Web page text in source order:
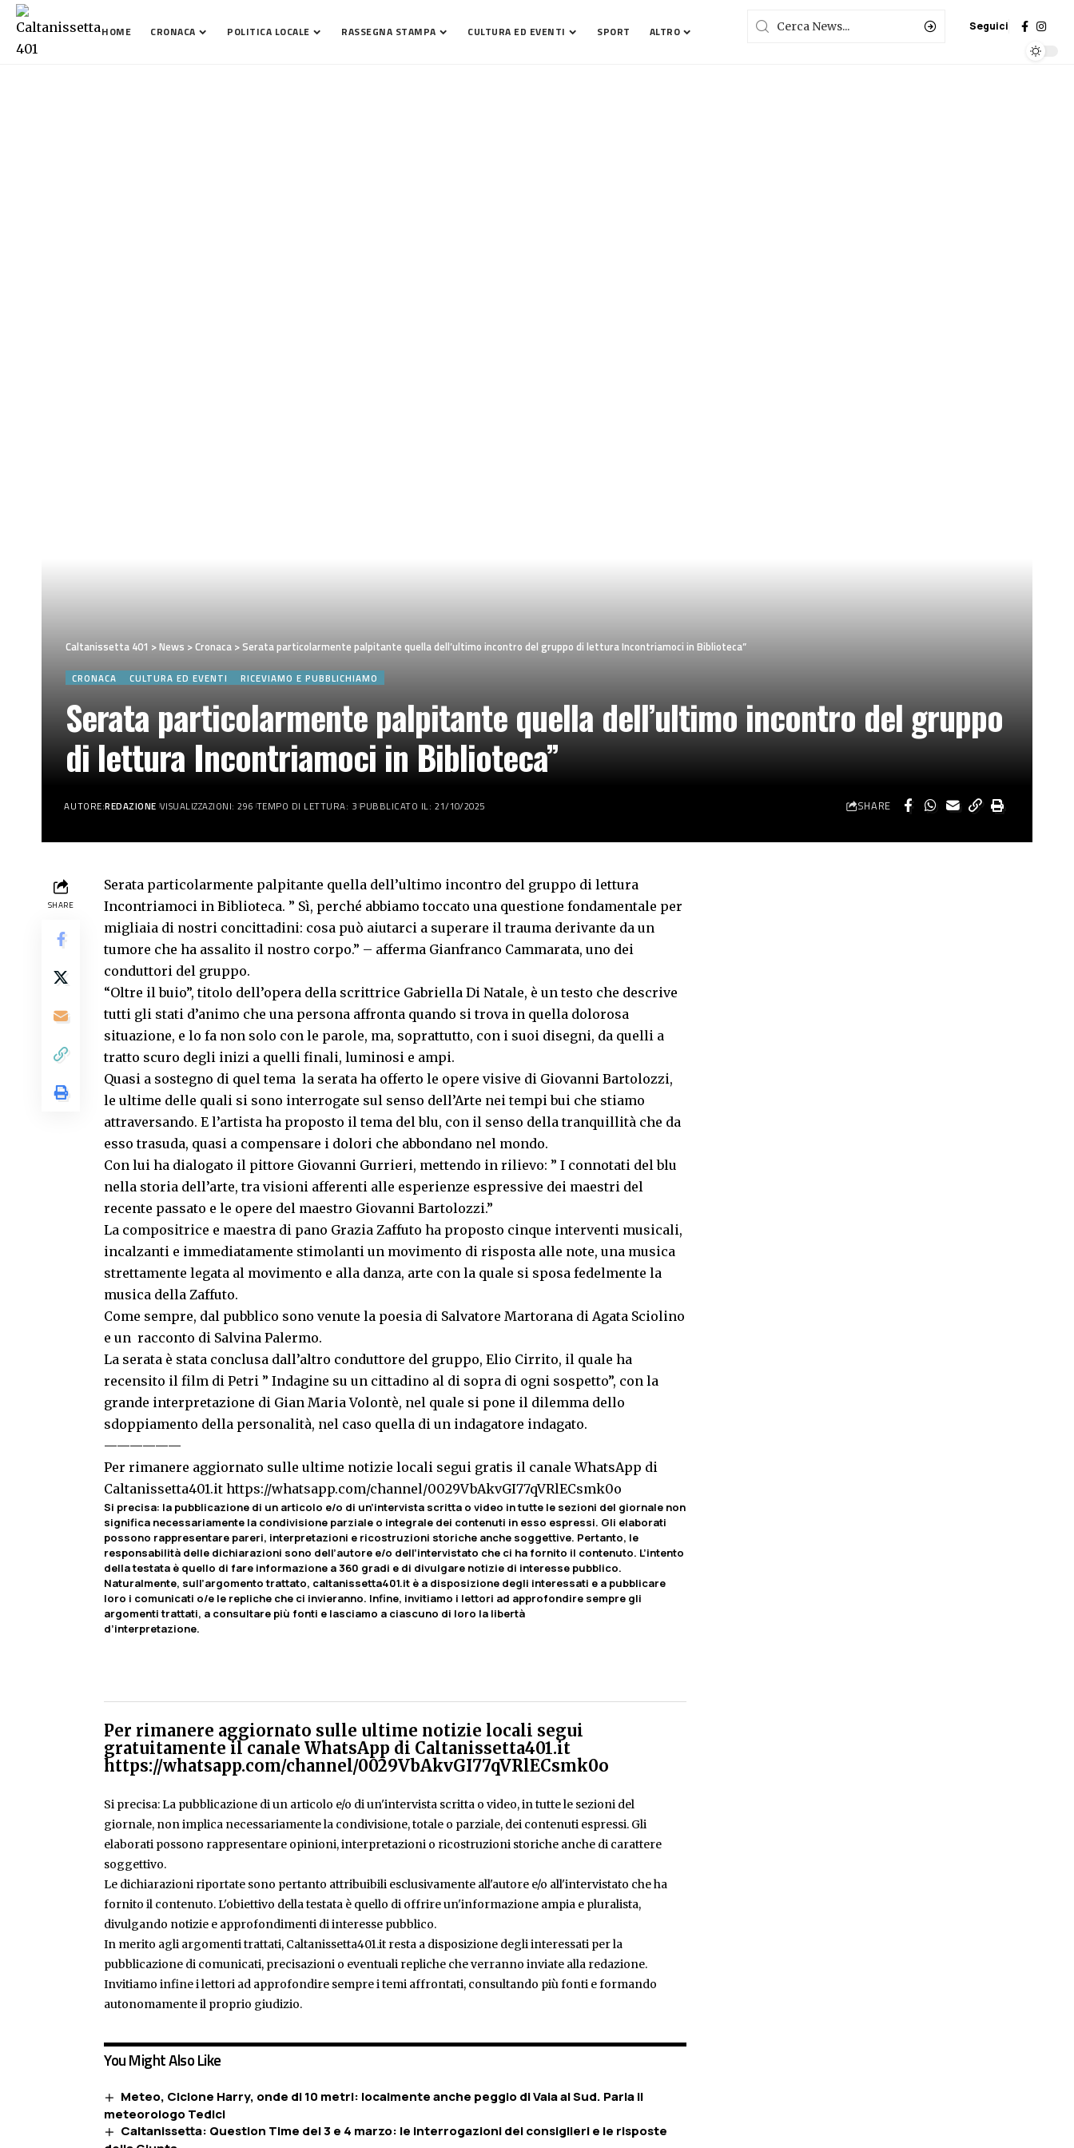
HOME CRONACA POLITICA LOCALE RASSEGNA STAMPA CULTURA ED EVENTI SPORT ALTRO Seguici
Caltanissetta 401 >News >Cronaca >Serata particolarmente palpitante quella dell’ultimo incontro del gruppo di lettura Incontriamoci in Biblioteca”
CRONACA CULTURA ED EVENTI RICEVIAMO E PUBBLICHIAMO
Serata particolarmente palpitante quella dell’ultimo incontro del gruppo
di lettura Incontriamoci in Biblioteca”
AUTORE:REDAZIONE VISUALIZZAZIONI: 296 TEMPO DI LETTURA: 3 PUBBLICATO IL: 21/10/2025 SHARE
SHARE
Serata particolarmente palpitante quella dell’ultimo incontro del gruppo di lettura
Incontriamoci in Biblioteca. ” Sì, perché abbiamo toccato una questione fondamentale per
migliaia di nostri concittadini: cosa può aiutarci a superare il trauma derivante da un
tumore che ha assalito il nostro corpo.” – afferma Gianfranco Cammarata, uno dei
conduttori del gruppo.
“Oltre il buio”, titolo dell’opera della scrittrice Gabriella Di Natale, è un testo che descrive
tutti gli stati d’animo che una persona affronta quando si trova in quella dolorosa
situazione, e lo fa non solo con le parole, ma, soprattutto, con i suoi disegni, da quelli a
tratto scuro degli inizi a quelli finali, luminosi e ampi.
Quasi a sostegno di quel tema la serata ha offerto le opere visive di Giovanni Bartolozzi,
le ultime delle quali si sono interrogate sul senso dell’Arte nei tempi bui che stiamo
attraversando. E l’artista ha proposto il tema del blu, con il senso della tranquillità che da
esso trasuda, quasi a compensare i dolori che abbondano nel mondo.
Con lui ha dialogato il pittore Giovanni Gurrieri, mettendo in rilievo: ” I connotati del blu
nella storia dell’arte, tra visioni afferenti alle esperienze espressive dei maestri del
recente passato e le opere del maestro Giovanni Bartolozzi.”
La compositrice e maestra di pano Grazia Zaffuto ha proposto cinque interventi musicali,
incalzanti e immediatamente stimolanti un movimento di risposta alle note, una musica
strettamente legata al movimento e alla danza, arte con la quale si sposa fedelmente la
musica della Zaffuto.
Come sempre, dal pubblico sono venute la poesia di Salvatore Martorana di Agata Sciolino
e un racconto di Salvina Palermo.
La serata è stata conclusa dall’altro conduttore del gruppo, Elio Cirrito, il quale ha
recensito il film di Petri ” Indagine su un cittadino al di sopra di ogni sospetto”, con la
grande interpretazione di Gian Maria Volontè, nel quale si pone il dilemma dello
sdoppiamento della personalità, nel caso quella di un indagatore indagato.
——————
Per rimanere aggiornato sulle ultime notizie locali segui gratis il canale WhatsApp di
Caltanissetta401.it https://whatsapp.com/channel/0029VbAkvGI77qVRlECsmk0o
Si precisa: la pubblicazione di un articolo e/o di un’intervista scritta o video in tutte le sezioni del giornale non
significa necessariamente la condivisione parziale o integrale dei contenuti in esso espressi. Gli elaborati
possono rappresentare pareri, interpretazioni e ricostruzioni storiche anche soggettive. Pertanto, le
responsabilità delle dichiarazioni sono dell’autore e/o dell’intervistato che ci ha fornito il contenuto. L’intento
della testata è quello di fare informazione a 360 gradi e di divulgare notizie di interesse pubblico.
Naturalmente, sull’argomento trattato, caltanissetta401.it è a disposizione degli interessati e a pubblicare
loro i comunicati o/e le repliche che ci invieranno. Infine, invitiamo i lettori ad approfondire sempre gli
argomenti trattati, a consultare più fonti e lasciamo a ciascuno di loro la libertà
d’interpretazione.
Per rimanere aggiornato sulle ultime notizie locali segui
gratuitamente il canale WhatsApp di Caltanissetta401.it
https://whatsapp.com/channel/0029VbAkvGI77qVRlECsmk0o
Si precisa: La pubblicazione di un articolo e/o di un'intervista scritta o video, in tutte le sezioni del
giornale, non implica necessariamente la condivisione, totale o parziale, dei contenuti espressi. Gli
elaborati possono rappresentare opinioni, interpretazioni o ricostruzioni storiche anche di carattere
soggettivo.
Le dichiarazioni riportate sono pertanto attribuibili esclusivamente all'autore e/o all'intervistato che ha
fornito il contenuto. L'obiettivo della testata è quello di offrire un'informazione ampia e pluralista,
divulgando notizie e approfondimenti di interesse pubblico.
In merito agli argomenti trattati, Caltanissetta401.it resta a disposizione degli interessati per la
pubblicazione di comunicati, precisazioni o eventuali repliche che verranno inviate alla redazione.
Invitiamo infine i lettori ad approfondire sempre i temi affrontati, consultando più fonti e formando
autonomamente il proprio giudizio.
You Might Also Like
Meteo, Ciclone Harry, onde di 10 metri: localmente anche peggio di Vaia al Sud. Parla il
meteorologo Tedici
Caltanissetta: Question Time del 3 e 4 marzo: le interrogazioni dei consiglieri e le risposte